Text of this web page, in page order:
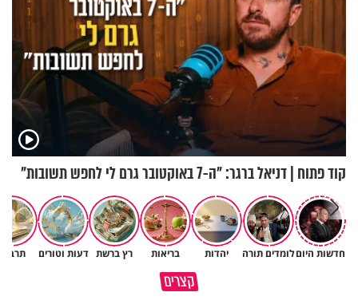
קוד פתוח | דניאל ברגר: "ה-7 באוקטובר גרם לי לחפש תשובות"
חדשות היוםלומדים תורה יהדות בריאות רץ ברשת דעות וטורים
קצרים
כיצד ניתן להרחיב דעתו של